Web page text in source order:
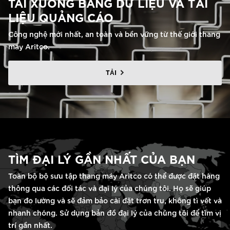
LIỆU QUẢNG CÁO
Công nghệ mới nhất, an toàn và bền vững từ thế giới thang
máy Aritco.
TẢI
TÌM ĐẠI LÝ GẦN NHẤT CỦA BẠN
Toàn bộ bộ sưu tập thang máy Aritco có thể được đặt hàng
thông qua các đối tác và đại lý của chúng tôi. Họ sẽ giúp
bạn đo lường và sẽ đảm bảo cài đặt trơn tru, không tì vết và
nhanh chóng. Sử dụng bản đồ đại lý của chúng tôi để tìm vị
trí gần nhất.